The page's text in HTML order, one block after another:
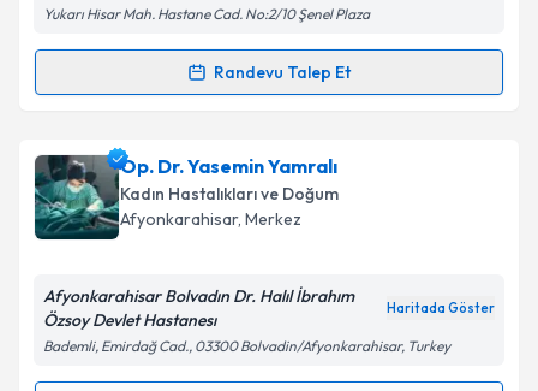
Yukarı Hisar Mah. Hastane Cad. No:2/10 Şenel Plaza
Randevu Talep Et
Randevu Takvimi Talebi
Op. Dr. Emine Seyhun Karakaya
takvimi talebi oluşturun. Size bu uzmandan randevu
almanız için bir takvim hazırlandığında e-posta ile
bilgilendireceğiz.
Op. Dr. Yasemin Yamralı
Kadın Hastalıkları ve Doğum
Afyonkarahisar, Merkez
Afyonkarahisar Bolvadın Dr. Halıl İbrahım
Özsoy Devlet Hastanesı
Haritada Göster
Bademli, Emirdağ Cad., 03300 Bolvadin/Afyonkarahisar, Turkey